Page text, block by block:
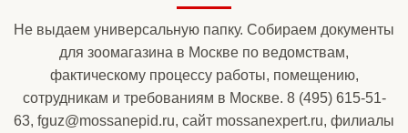
Не выдаем универсальную папку. Собираем документы
для зоомагазина в Москве по ведомствам,
фактическому процессу работы, помещению,
сотрудникам и требованиям в Москве. 8 (495) 615-51-
63, fguz@mossanepid.ru, сайт mossanexpert.ru, филиалы